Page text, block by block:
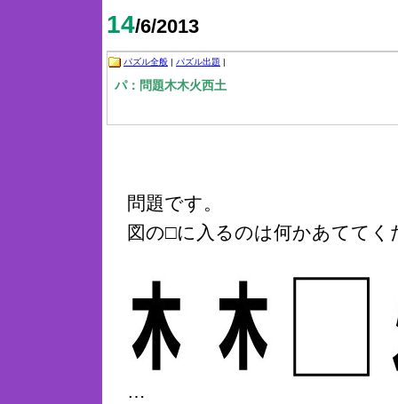
14/6/2013
パズル全般 パズル出題
パ：問題木木火西土
問題です。
図の□に入るのは何かあててく
…